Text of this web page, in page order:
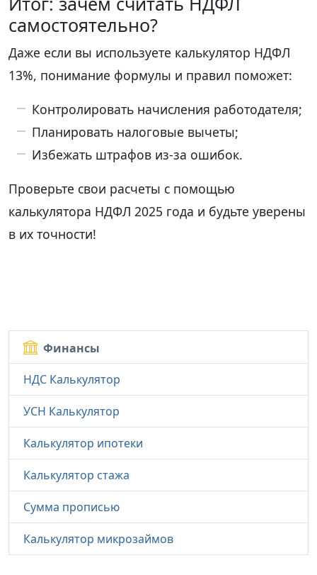
самостоятельно?
Даже если вы используете калькулятор НДФЛ
13%, понимание формулы и правил поможет:
Контролировать начисления работодателя;
Планировать налоговые вычеты;
Избежать штрафов из-за ошибок.
Проверьте свои расчеты с помощью
калькулятора НДФЛ 2025 года и будьте уверены
в их точности!
Финансы
НДС Калькулятор
УСН Калькулятор
Калькулятор ипотеки
Калькулятор стажа
Сумма прописью
Калькулятор микрозаймов